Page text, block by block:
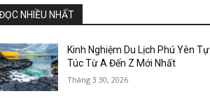
NHIỀU NHẤT
Kinh Nghiệm Du Lịch Phú Yên Tự
Túc Từ A Đến Z Mới Nhất
Tháng 3 30, 2026